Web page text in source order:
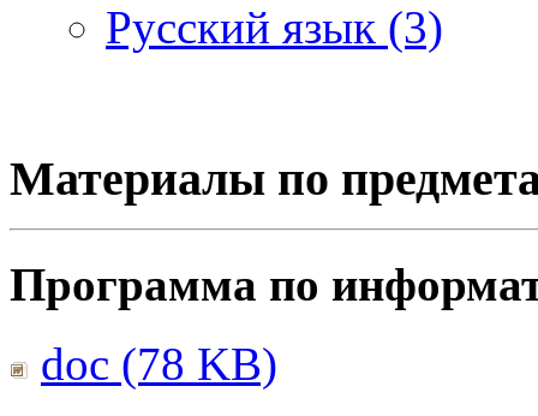
Русский язык (3)
Материалы по
Программа по
doc (78 KB)